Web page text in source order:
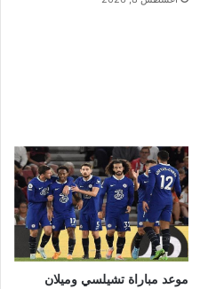
موعد مباراة تشيلسي وميلان